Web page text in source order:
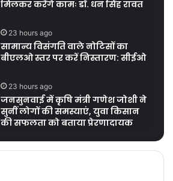
मिलकर करेंगे कामः डॉ. धन सिंह रावत
23 hours ago
सामान्य विसंगति वाले नोटिसों का
बीएलओ स्तर पर करें निस्तारण: सीईओ
23 hours ago
जनसुनवाई में कृषि मंत्री गणेश जोशी ने
सुनीं लोगों की समस्याएं, युवा किसान
की सफलता को बताया प्रेरणादायक